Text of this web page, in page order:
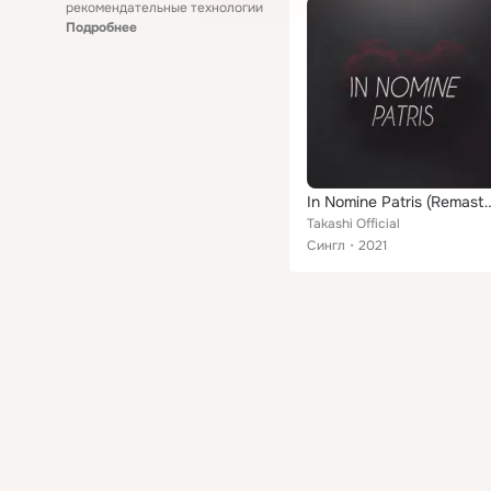
рекомендательные технологии
Подробнее
In Nomine
Takashi Official
Сингл
2021